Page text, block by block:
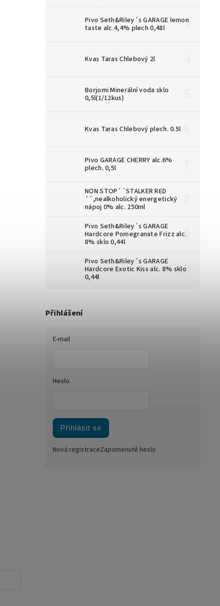
Pivo Seth&Riley´s GARAGE lemon
taste alc.4,4% plech 0,48l
Kvas Taras Chlebový 2l
Borjomi Minerální voda sklo
0,5l(1/12kus)
Kvas Taras Chlebový plech. 0.5l
Pivo GARAGE CHERRY alc.6%
plech. 0,5l
NON STOP´´STALKER RED
´´,nealkoholický energetický
nápoj 0% alc. 250ml
Pivo Seth&Riley´s GARAGE
Hardcore Pomegranate Frizz alc.
8% sklo 0,44l
Pivo Seth&Riley´s GARAGE
Hardcore Exotic Kiss alc. 8% sklo
0,44l
Přihlášení
E-mail
Heslo
Přihlásit se
Nová registraceZapomenuté heslo